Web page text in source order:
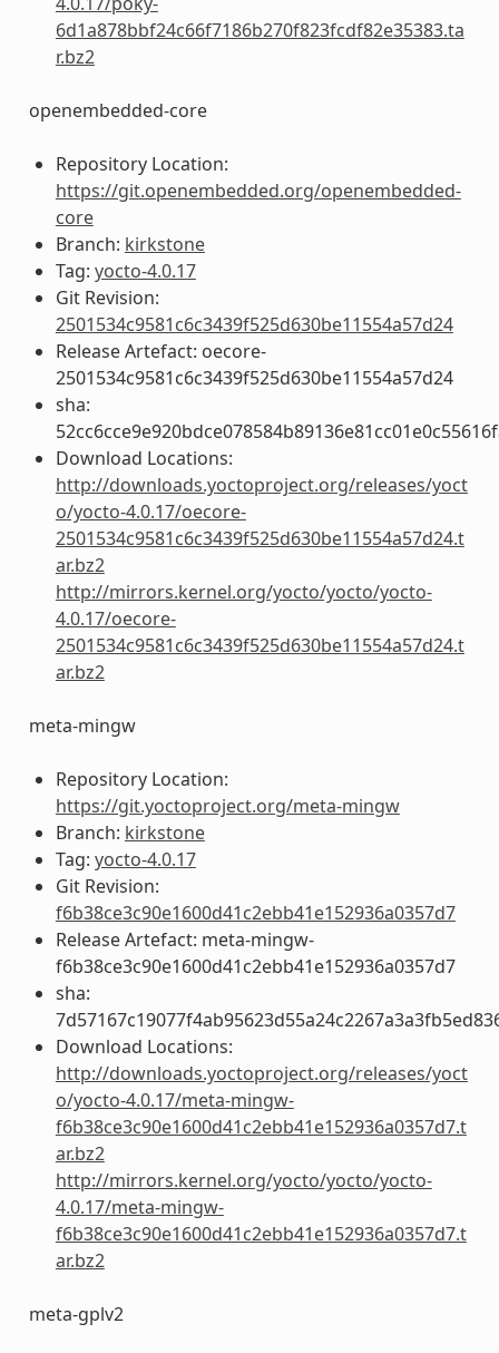
6d1a878bbf24c66f7186b270f823fcdf82e35383.ta
r.bz2
openembedded-core
Repository Location:
https://git.openembedded.org/openembedded-
core
Branch: kirkstone
Tag: yocto-4.0.17
Git Revision:
2501534c9581c6c3439f525d630be11554a57d24
Release Artefact: oecore-
2501534c9581c6c3439f525d630be11554a57d24
sha:
Download Locations:
http://downloads.yoctoproject.org/releases/yoct
o/yocto-4.0.17/oecore-
2501534c9581c6c3439f525d630be11554a57d24.t
ar.bz2
http://mirrors.kernel.org/yocto/yocto/yocto-
4.0.17/oecore-
2501534c9581c6c3439f525d630be11554a57d24.t
ar.bz2
meta-mingw
Repository Location:
https://git.yoctoproject.org/meta-mingw
Branch: kirkstone
Tag: yocto-4.0.17
Git Revision:
f6b38ce3c90e1600d41c2ebb41e152936a0357d7
Release Artefact: meta-mingw-
f6b38ce3c90e1600d41c2ebb41e152936a0357d7
sha:
Download Locations:
http://downloads.yoctoproject.org/releases/yoct
o/yocto-4.0.17/meta-mingw-
f6b38ce3c90e1600d41c2ebb41e152936a0357d7.t
ar.bz2
http://mirrors.kernel.org/yocto/yocto/yocto-
4.0.17/meta-mingw-
f6b38ce3c90e1600d41c2ebb41e152936a0357d7.t
ar.bz2
meta-gplv2